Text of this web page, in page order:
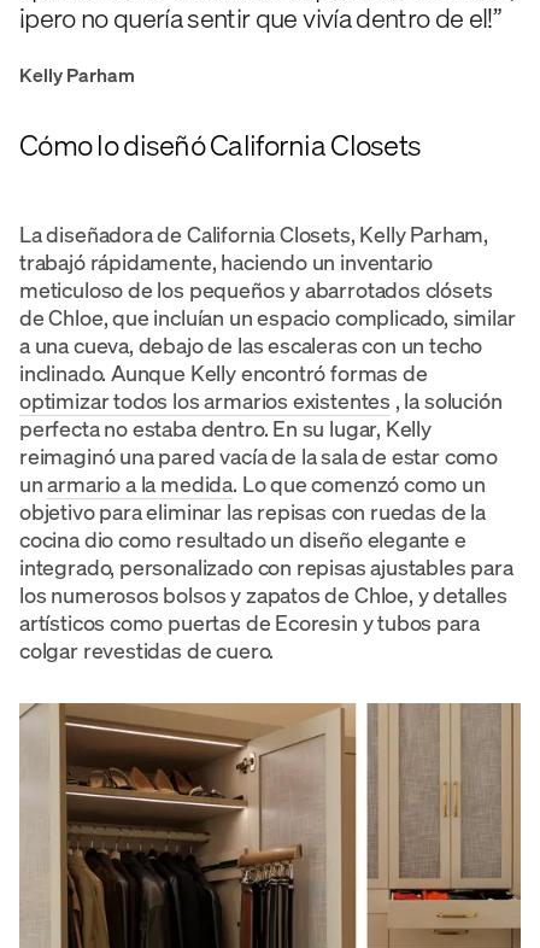
¡pero no quería sentir que vivía dentro de el!”
Kelly Parham
Cómo lo diseñó California Closets
La diseñadora de California Closets, Kelly Parham,
trabajó rápidamente, haciendo un inventario
meticuloso de los pequeños y abarrotados clósets
de Chloe, que incluían un espacio complicado, similar
a una cueva, debajo de las escaleras con un techo
inclinado. Aunque Kelly encontró formas de
optimizar todos los armarios existentes , la solución
perfecta no estaba dentro. En su lugar, Kelly
reimaginó una pared vacía de la sala de estar como
unarmario a la medida. Lo que comenzó como un
objetivo para eliminar las repisas con ruedas de la
cocina dio como resultado un diseño elegante e
integrado, personalizado con repisas ajustables para
los numerosos bolsos y zapatos de Chloe, y detalles
artísticos como puertas de Ecoresin y tubos para
colgar revestidas de cuero.